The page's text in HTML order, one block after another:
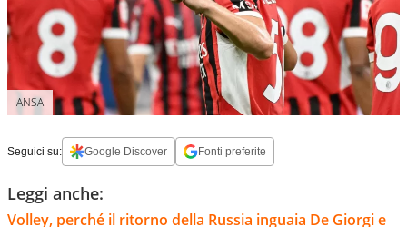
ANSA
Seguici su: Google Discover Fonti preferite
Leggi anche:
Volley, perché il ritorno della Russia inguaia De Giorgi e